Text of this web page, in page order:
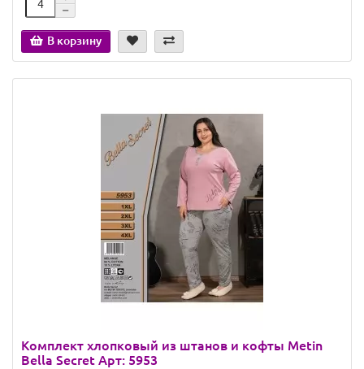
В корзину
Комплект хлопковый из штанов и кофты Metin
Bella Secret Арт: 5953